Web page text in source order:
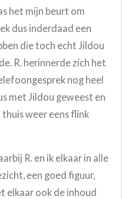
het mijn beurt om
dus inderdaad een
die toch echt Jildou
R. herinnerde zich het
nog heel
met Jildou geweest en
weer eens flink
R. en ik elkaar in alle
een goed figuur,
elkaar ook de inhoud